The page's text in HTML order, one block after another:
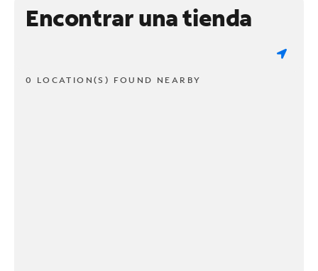
Encontrar una tienda
0 LOCATION(S) FOUND NEARBY